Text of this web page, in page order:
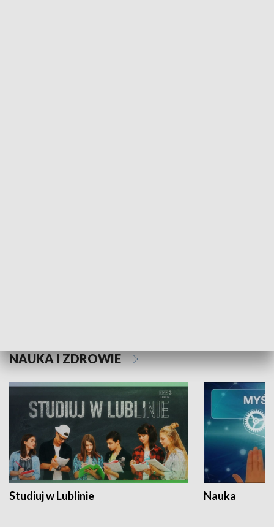
NAUKA I ZDROWIE
Studiuj w Lublinie Nauka